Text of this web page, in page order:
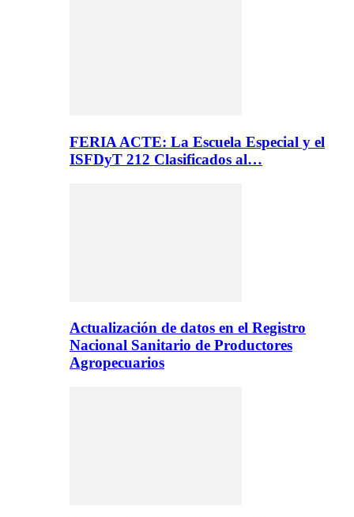
FERIA ACTE: La Escuela Especial y el
ISFDyT 212 Clasificados al…
Actualización de datos en el Registro
Nacional Sanitario de Productores
Agropecuarios